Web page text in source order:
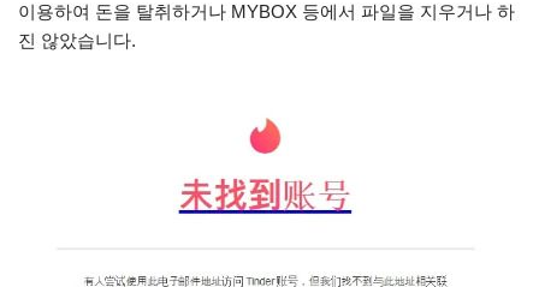
이용하여 돈을 탈취하거나 MYBOX 등에서 파일을 지우거나 하
진 않았습니다.